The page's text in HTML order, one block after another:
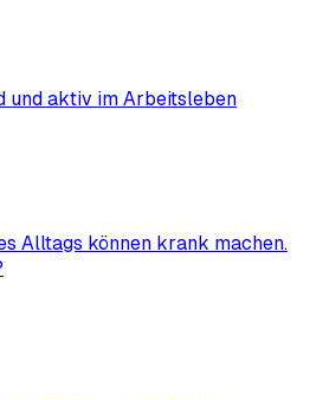
und aktiv im Arbeitsleben
Alltags können krank machen.